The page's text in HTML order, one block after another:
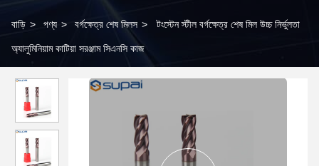
বাড়ি > পণ্য > বর্গক্ষেত্র শেষ মিলস > টংস্টেন স্টীল বর্গক্ষেত্র শেষ মিল উচ্চ নির্ভুলতা
অ্যালুমিনিয়াম কাটিয়া সরঞ্জাম সিএনসি কাজ